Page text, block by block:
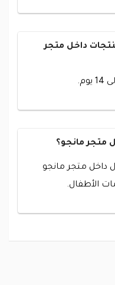
داخل متجر
متجر مانجو؟
داخل متجر مانجو
الأطفال.